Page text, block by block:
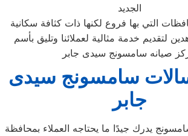
الجديد
التي بها فروع لكنها ذات كثافة سكانية
لتقديم خدمة مثالية لعملائنا وتليق بأسم
صيانه سامسونج سيدى جابر
سامسونج سيدى
جابر
يدرك جيدًا ما يحتاجه العملاء بمحافظة